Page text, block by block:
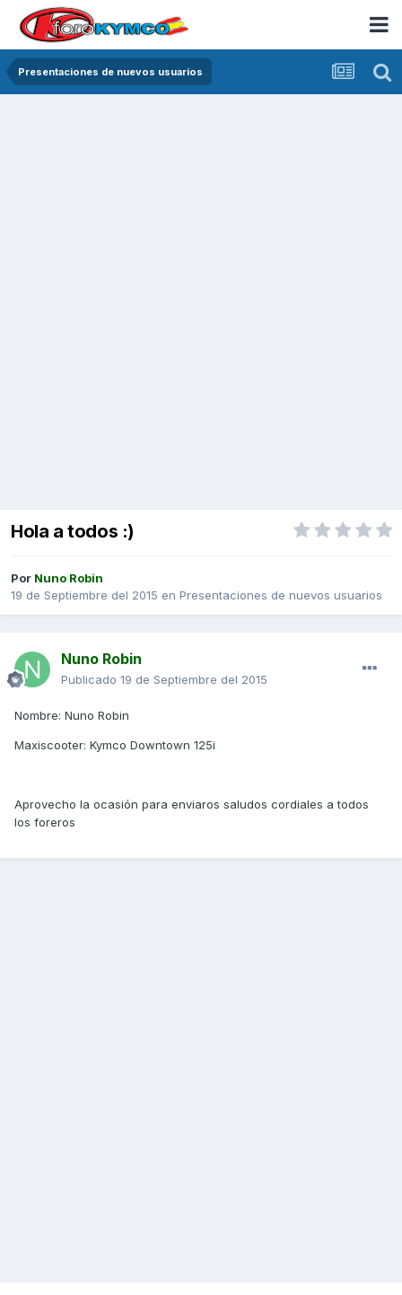
Presentaciones de nuevos usuarios
Hola a todos :)
Por Nuno Robin
19 de Septiembre del 2015 en Presentaciones de nuevos usuarios
Nuno Robin
Publicado 19 de Septiembre del 2015
Nombre: Nuno Robin
Maxiscooter: Kymco Downtown 125i
Aprovecho la ocasión para enviaros saludos cordiales a todos
los foreros